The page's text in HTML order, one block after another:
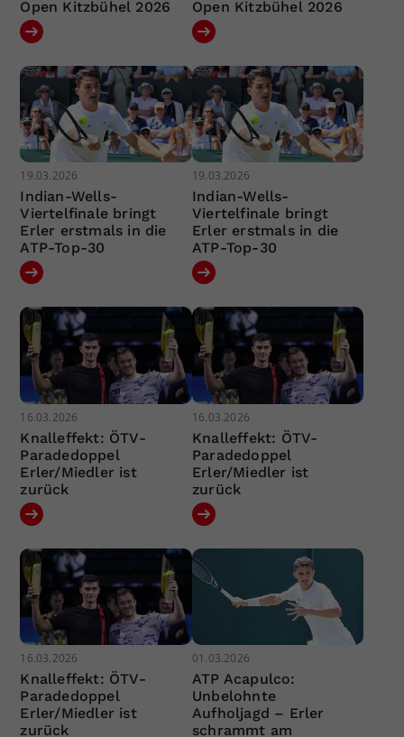
Open Kitzbühel 2026 Open Kitzbühel 2026
19.03.2026
Indian-Wells-
Viertelfinale bringt
Erler erstmals in die
ATP-Top-30
19.03.2026
Indian-Wells-
Viertelfinale bringt
Erler erstmals in die
ATP-Top-30
16.03.2026
Knalleffekt: ÖTV-
Paradedoppel
Erler/Miedler ist
zurück
16.03.2026
Knalleffekt: ÖTV-
Paradedoppel
Erler/Miedler ist
zurück
16.03.2026
Knalleffekt: ÖTV-
Paradedoppel
Erler/Miedler ist
zurück
01.03.2026
ATP Acapulco:
Unbelohnte
Aufholjagd – Erler
schrammt am